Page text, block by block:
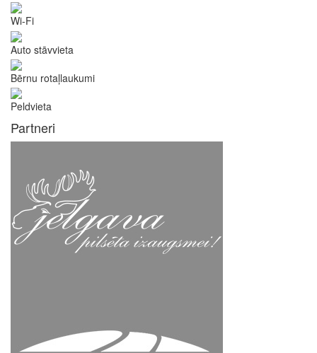
Wi-Fi
Auto stāvvieta
Bērnu rotaļlaukumi
Peldvieta
Partneri